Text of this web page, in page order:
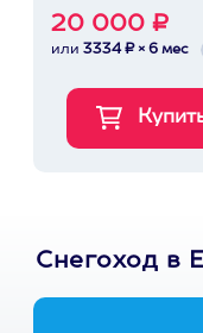
20 000 ₽
или 3334 ₽ × 6 мес
Снегоход в